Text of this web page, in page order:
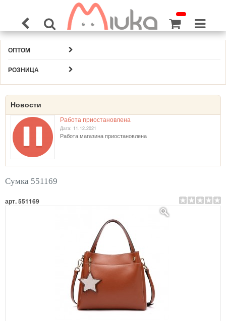
ОПТОМ
РОЗНИЦА
Новости
Работа приостановлена
Дата: 11.12.2021
Работа магазина приостановлена
Сумка 551169
арт. 551169